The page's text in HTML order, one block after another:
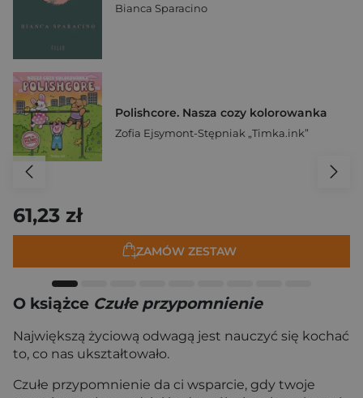
Bianca Sparacino
Polishcore. Nasza cozy kolorowanka
Zofia Ejsymont-Stępniak „Timka.ink”
61,23 zł
ZAMÓW ZESTAW
O książce Czułe przypomnienie
Największą życiową odwagą jest nauczyć się kochać
to, co nas ukształtowało.
Czułe przypomnienie da ci wsparcie, gdy twoje